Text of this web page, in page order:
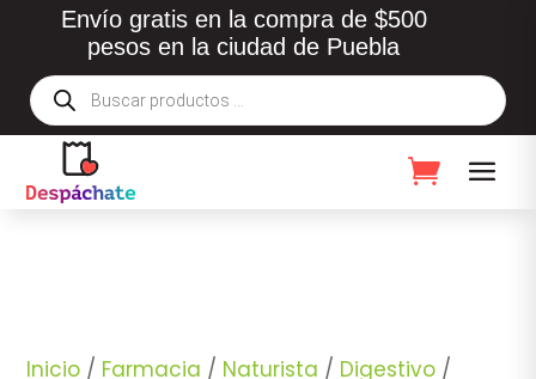
Envío gratis en la compra de $500
pesos en la ciudad de Puebla
Búsqueda
de
productos
Inicio / Farmacia / Naturista / Digestivo /